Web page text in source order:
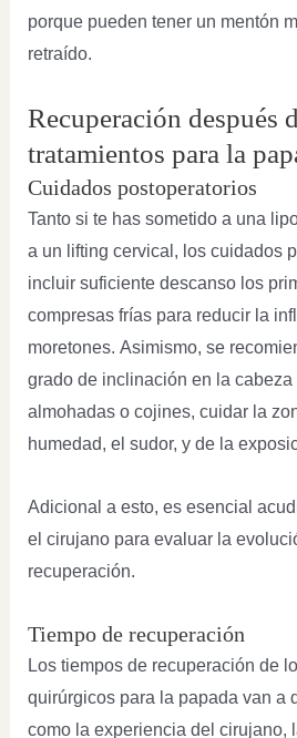
porque pueden tener un mentón
retraído.
Recuperación después
tratamientos para la
Cuidados postoperatorios
Tanto si te has sometido a una
a un lifting cervical, los cuidados
incluir suficiente descanso los
compresas frías para reducir la
moretones. Asimismo, se
grado de inclinación en la
almohadas o cojines, cuidar la
humedad, el sudor, y de la
Adicional a esto, es esencial
el cirujano para evaluar la
recuperación.
Tiempo de recuperación
Los tiempos de recuperación de
quirúrgicos para la papada van a
como la experiencia del cirujano,